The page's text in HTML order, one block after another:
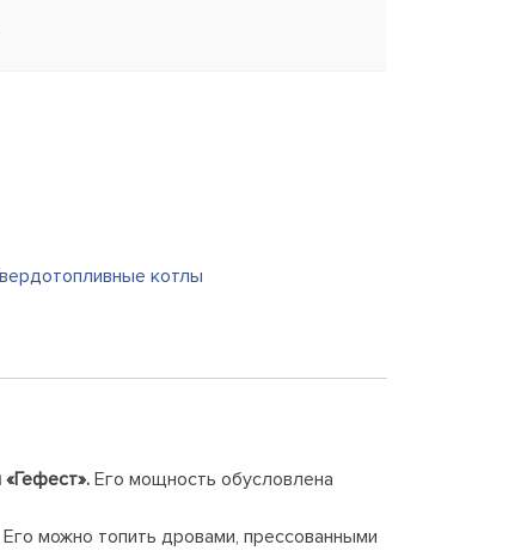
котлы
«Гефест». Его мощность обусловлена
можно топить дровами, прессованными